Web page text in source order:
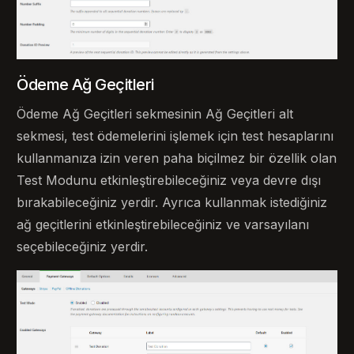
Ödeme Ağ Geçitleri
Ödeme Ağ Geçitleri sekmesinin Ağ Geçitleri alt
sekmesi, test ödemelerini işlemek için test hesaplarını
kullanmanıza izin veren paha biçilmez bir özellik olan
Test Modunu etkinleştirebileceğiniz veya devre dışı
bırakabileceğiniz yerdir. Ayrıca kullanmak istediğiniz
ağ geçitlerini etkinleştirebileceğiniz ve varsayılanı
seçebileceğiniz yerdir.